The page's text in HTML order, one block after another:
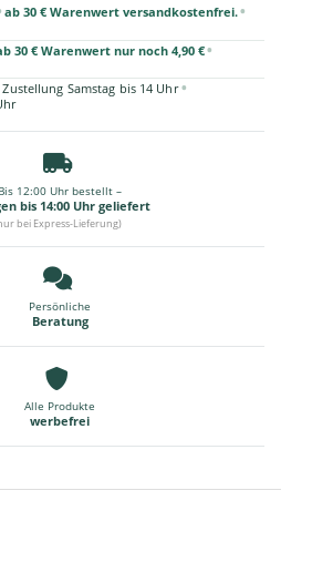
ab 30 € Warenwert versandkostenfrei.•
30 € Warenwert nur noch 4,90 €•
Zustellung Samstag bis 14 Uhr •
Bis 12:00 Uhr bestellt –
bis 14:00 Uhr geliefert
bei Express-Lieferung)
Persönliche
Beratung
Alle Produkte
werbefrei